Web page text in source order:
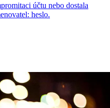
účtu nebo dostala
heslo.